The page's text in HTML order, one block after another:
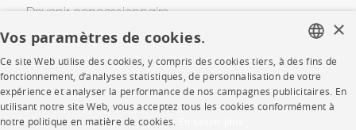
Devenir concessionnaire
Contract
SHOP
FRENCH
ENGLISH
×
Vos paramètres de cookies.
Ce site Web utilise des cookies, y compris des cookies tiers, à des fins de
fonctionnement, d’analyses statistiques, de personnalisation de votre
expérience et analyser la performance de nos campagnes publicitaires. En
utilisant notre site Web, vous acceptez tous les cookies conformément à
notre politique en matière de cookies.